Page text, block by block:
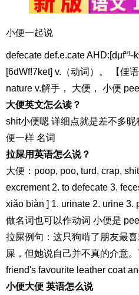
小便一起说
defecate def.e.cate AHD:[dµf“¹-
[6dWf!7ket] v.（动词）。 【俚
nature v.解手， 大便， 小便
大便英文怎么读？
shit小便嗯 详细点就是差不多
便一样 名词
拉屎用英语怎么说？
大便：poop, poo, turd, crap,
excrement 2. to defecate 3.
xiǎo biàn ] 1. urinate 2. urine 3.
做名词也可以作动词 小便是
拉屎例句：这只狗啃了朋友最
屎，但她说自己并不真的介意
friend's favourite leather coat
小便大便 英语怎么说